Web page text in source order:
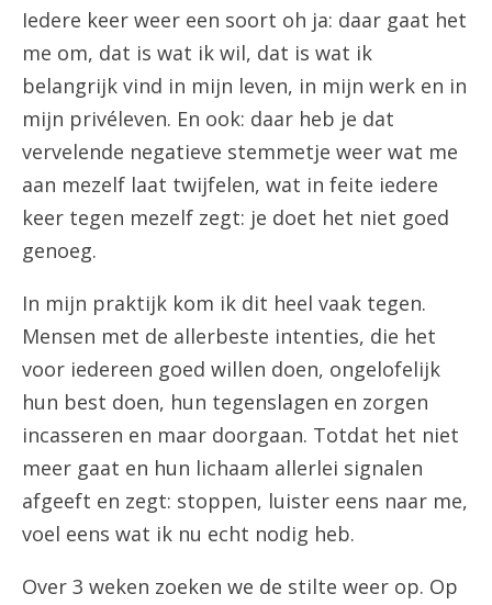
Iedere keer weer een soort oh ja: daar gaat het
me om, dat is wat ik wil, dat is wat ik
belangrijk vind in mijn leven, in mijn werk en in
mijn privéleven. En ook: daar heb je dat
vervelende negatieve stemmetje weer wat me
aan mezelf laat twijfelen, wat in feite iedere
keer tegen mezelf zegt: je doet het niet goed
genoeg.
In mijn praktijk kom ik dit heel vaak tegen.
Mensen met de allerbeste intenties, die het
voor iedereen goed willen doen, ongelofelijk
hun best doen, hun tegenslagen en zorgen
incasseren en maar doorgaan. Totdat het niet
meer gaat en hun lichaam allerlei signalen
afgeeft en zegt: stoppen, luister eens naar me,
voel eens wat ik nu echt nodig heb.
Over 3 weken zoeken we de stilte weer op. Op